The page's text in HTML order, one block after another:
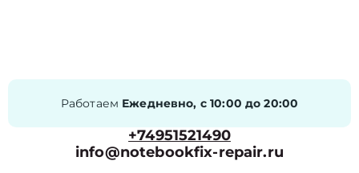
Работаем Ежедневно, с 10:00 до 20:00
+74951521490
info@notebookfix-repair.ru